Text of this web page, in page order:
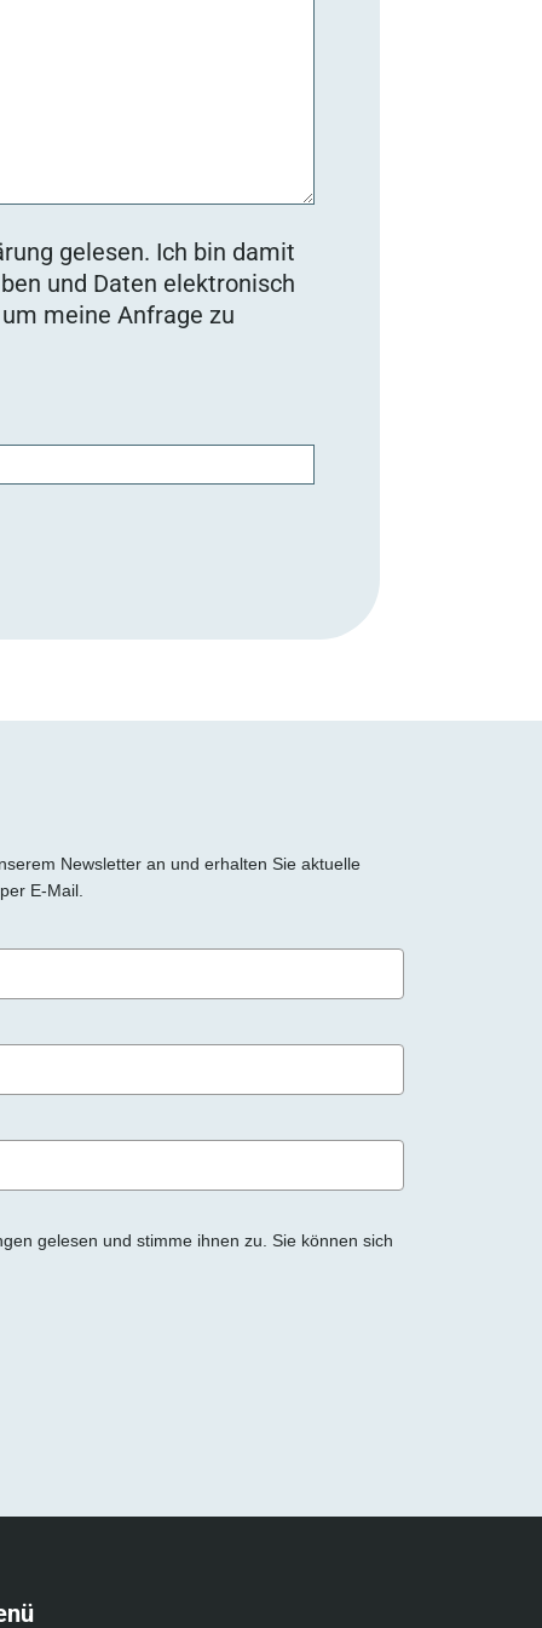
gelesen. Ich bin damit
und Daten elektronisch
meine Anfrage zu
Newsletter an und erhalten Sie aktuelle
E-Mail.
gelesen und stimme ihnen zu. Sie können sich